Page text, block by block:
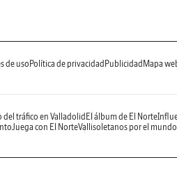
de usoPolítica de privacidad Publicidad Mapa
del tráfico en Valladolid El álbum de El Norte
Juega con El NorteVallisoletanos por el mundo